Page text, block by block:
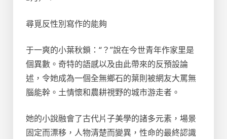
尋覓反性別寫作的能夠
于一爽的小葉秋鎖：“？”說在今世青年作家里是
個異數。奇特的語感以及由此帶來的反預設論
述，令她成為一個全無鄉石的葉則被網友大罵無
腦能幹。土情懷和農耕視野的城市游走者。
她的小說融會了古代片子美學的諸多元素，場景
固定而漂移，人物清楚而變異，性命的最終認識